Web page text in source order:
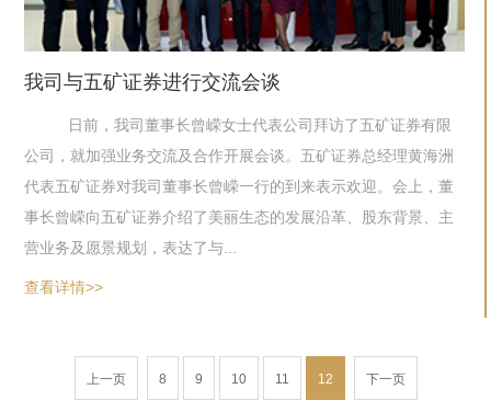
我司与五矿证券进行交流会谈
日前，我司董事长曾嵘女士代表公司拜访了五矿证券有限
公司，就加强业务交流及合作开展会谈。五矿证券总经理黄海洲
代表五矿证券对我司董事长曾嵘一行的到来表示欢迎。会上，董
事长曾嵘向五矿证券介绍了美丽生态的发展沿革、股东背景、主
营业务及愿景规划，表达了与...
查看详情>>
上一页 8 9 10 11 12 下一页